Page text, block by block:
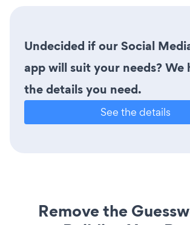
Undecided if our Social
app will suit your needs? We
the details you need.
See the details
Remove the